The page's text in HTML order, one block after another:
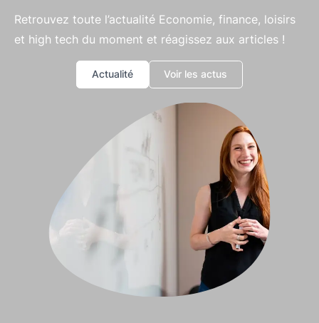
Retrouvez toute l’actualité Economie, finance, loisirs
et high tech du moment et réagissez aux articles !
Actualité Voir les actus